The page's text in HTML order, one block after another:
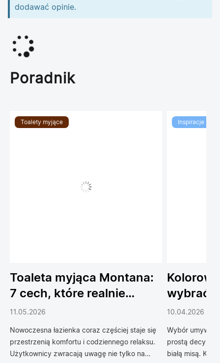
dodawać opinie.
Poradnik
Toalety myjące
Toaleta myjąca Montana:
7 cech, które realnie
podnoszą komfort
codziennego życia
11.05.2026
Nowoczesna łazienka coraz częściej staje się
przestrzenią komfortu i codziennego relaksu.
Użytkownicy zwracają uwagę nie tylko na
Inspiracje
wybrać
do
10.04.2026
Wybór
prostą decyzją
białą misą.